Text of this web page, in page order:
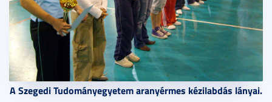
A Szegedi Tudományegyetem aranyérmes kézilabdás lányai.